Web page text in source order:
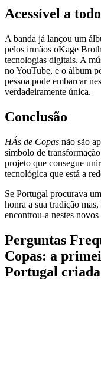
Acessível a
A banda já lançou um
pelos irmãos oKage
tecnologias digitais. A
no YouTube, e o álbum
pessoa pode embarcar
verdadeiramente única.
Conclusão
HÁs de Copas não são
símbolo de
projeto que consegue
tecnológica que está a
Se Portugal procurava
honra a sua tradição
encontrou-a nestes
Perguntas
Copas: a
Portugal